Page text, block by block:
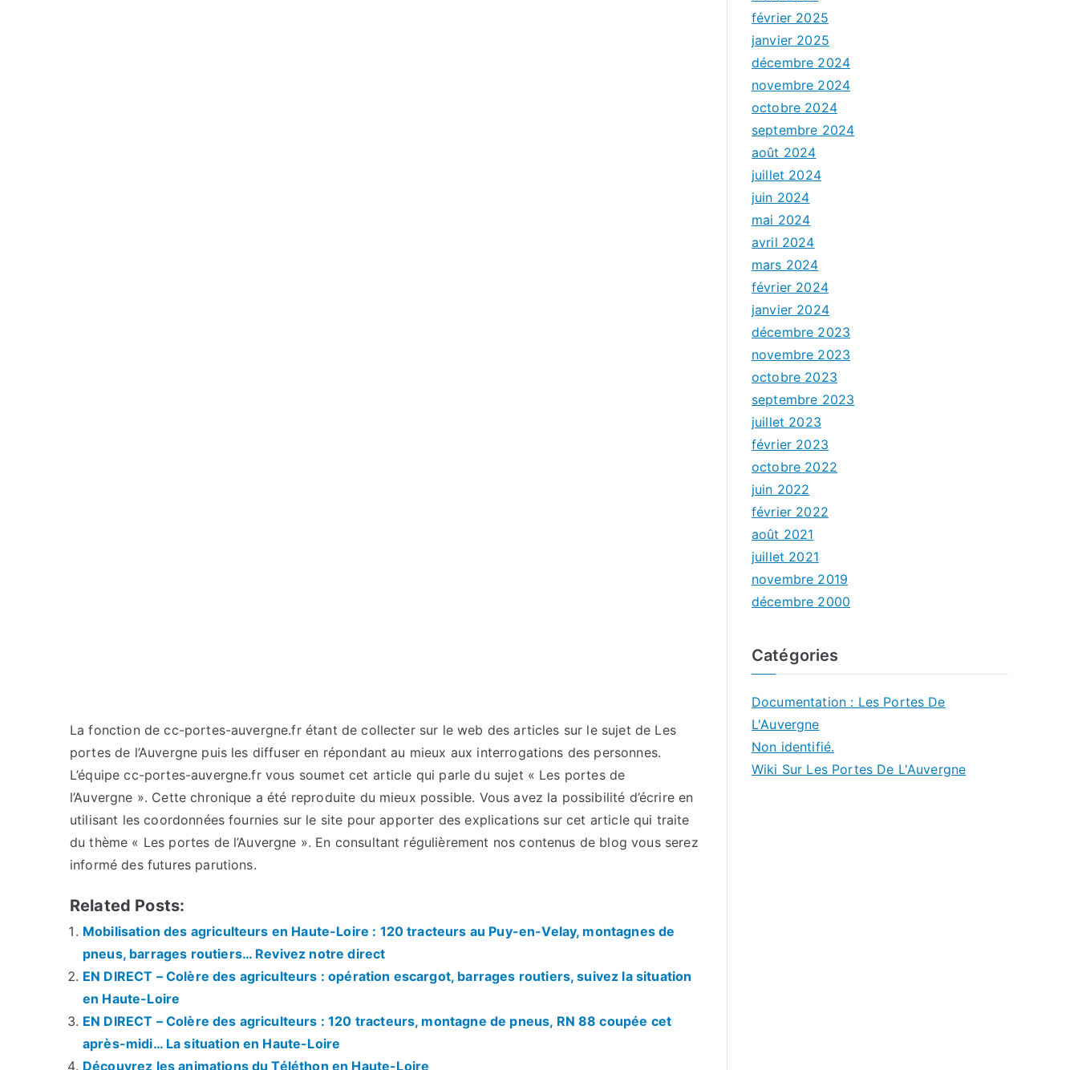
La fonction de cc-portes-auvergne.fr étant de collecter sur le web des articles sur le sujet de Les
portes de l’Auvergne puis les diffuser en répondant au mieux aux interrogations des personnes.
L’équipe cc-portes-auvergne.fr vous soumet cet article qui parle du sujet « Les portes de
l’Auvergne ». Cette chronique a été reproduite du mieux possible. Vous avez la possibilité d’écrire en
utilisant les coordonnées fournies sur le site pour apporter des explications sur cet article qui traite
du thème « Les portes de l’Auvergne ». En consultant régulièrement nos contenus de blog vous serez
informé des futures parutions.
Related Posts:
Mobilisation des agriculteurs en Haute-Loire : 120 tracteurs au Puy-en-Velay, montagnes de
pneus, barrages routiers… Revivez notre direct
EN DIRECT – Colère des agriculteurs : opération escargot, barrages routiers, suivez la situation
en Haute-Loire
EN DIRECT – Colère des agriculteurs : 120 tracteurs, montagne de pneus, RN 88 coupée cet
après-midi… La situation en Haute-Loire
Découvrez les animations du Téléthon en Haute-Loire
février 2025
janvier 2025
décembre 2024
novembre 2024
octobre 2024
septembre 2024
août 2024
juillet 2024
juin 2024
mai 2024
avril 2024
mars 2024
février 2024
janvier 2024
décembre 2023
novembre 2023
octobre 2023
septembre 2023
juillet 2023
février 2023
octobre 2022
juin 2022
février 2022
août 2021
juillet 2021
novembre 2019
décembre 2000
Catégories
Documentation : Les Portes De
L'Auvergne
Non identifié.
Wiki Sur Les Portes De L'Auvergne